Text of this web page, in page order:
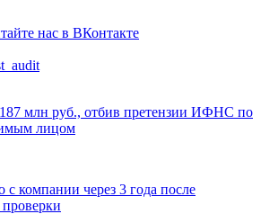
нас в ВКонтакте
млн руб., отбив претензии ИФНС по
лицом
с компании через 3 года после